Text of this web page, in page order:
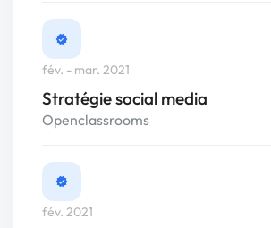
fév. - mar. 2021
Stratégie social media
Openclassrooms
fév. 2021